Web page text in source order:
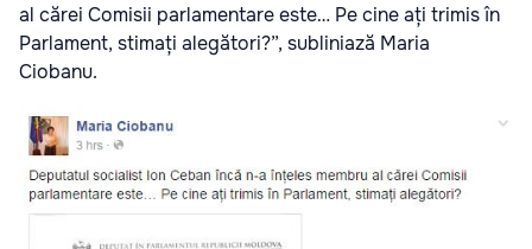
al cărei Comisii parlamentare este… Pe cine ați trimis în
Parlament, stimați alegători?”, subliniază Maria
Ciobanu.